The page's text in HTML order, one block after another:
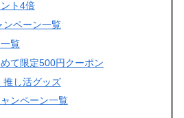
ト4倍
ンペーン一覧
覧
て限定500円クーポン
推し活グッズ
ンペーン一覧